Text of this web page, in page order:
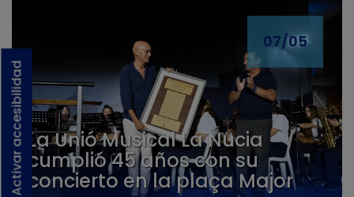
Activar accesibilidad La Unió Musical La Nucia
cumplió 45 años con su
concierto en la plaça Major
07/05